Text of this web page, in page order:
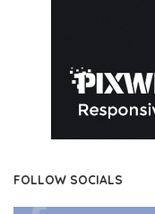
FOLLOW SOCIALS